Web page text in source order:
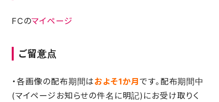
CSRのご依頼
スクール体験・入会希望
FAQ
FCのマイページ
ご留意点
・各画像の配布期間はおよそ1か月です。配布期間中
(マイページお知らせの件名に明記)にお受け取りく